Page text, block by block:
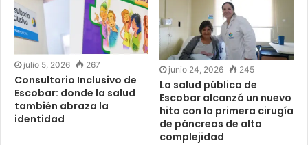
julio 5, 2026 267
Consultorio Inclusivo de
Escobar: donde la salud
también abraza la
identidad
junio 24, 2026 245
La salud pública de
Escobar alcanzó un nuevo
hito con la primera cirugía
de páncreas de alta
complejidad